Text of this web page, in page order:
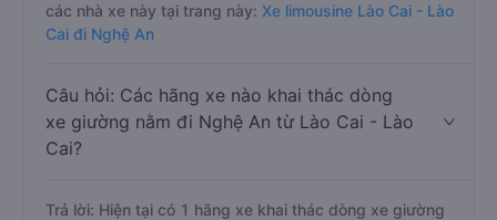
các nhà xe này tại trang này: Xe limousine Lào Cai - Lào
Cai đi Nghệ An
Câu hỏi: Các hãng xe nào khai thác dòng
xe giường nằm đi Nghệ An từ Lào Cai - Lào
Cai?
Trả lời: Hiện tại có 1 hãng xe khai thác dòng xe giường